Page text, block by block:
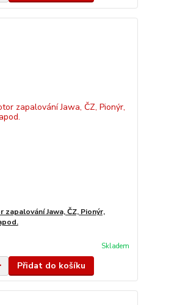
Jawa, ČZ, Pionýr,
Skladem
Přidat do košíku